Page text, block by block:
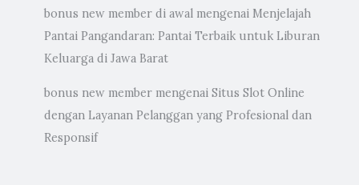
bonus new member di awal mengenai Menjelajah
Pantai Pangandaran: Pantai Terbaik untuk Liburan
Keluarga di Jawa Barat
bonus new member mengenai Situs Slot Online
dengan Layanan Pelanggan yang Profesional dan
Responsif